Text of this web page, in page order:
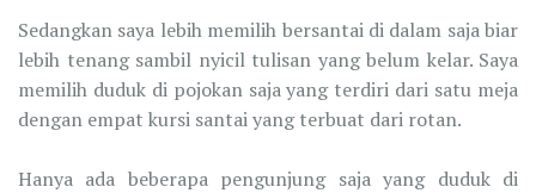
Sedangkan saya lebih memilih bersantai di dalam saja biar
lebih tenang sambil nyicil tulisan yang belum kelar. Saya
memilih duduk di pojokan saja yang terdiri dari satu meja
dengan empat kursi santai yang terbuat dari rotan.
Hanya ada beberapa pengunjung saja yang duduk di